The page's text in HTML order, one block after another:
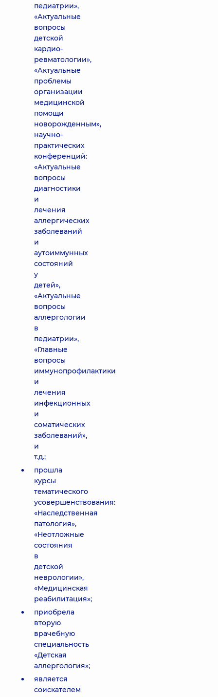
педиатрии»,
«Актуальные
вопросы
детской
кардио-
ревматологии»,
«Актуальные
проблемы
организации
медицинской
помощи
новорожденным»,
научно-
практических
конференций:
«Актуальные
вопросы
диагностики
и
лечения
аллергических
заболеваний
и
аутоиммунных
состояний
у
детей»,
«Актуальные
вопросы
аллергологии
в
педиатрии»,
«Главные
вопросы
иммунопрофилактики
и
лечения
инфекционных
и
соматических
заболеваний»,
и
т.д.;
прошла
курсы
тематического
усовершенствования:
«Наследственная
патология»,
«Неотложные
состояния
в
детской
неврологии»,
«Медицинская
реабилитация»;
приобрела
вторую
врачебную
специальность
«Детская
аллергология»;
является
соискателем